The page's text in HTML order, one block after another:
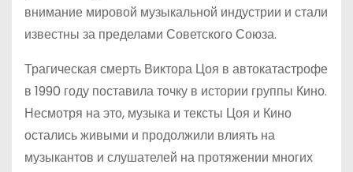
внимание мировой музыкальной индустрии и стали
известны за пределами Советского Союза.
Трагическая смерть Виктора Цоя в автокатастрофе
в 1990 году поставила точку в истории группы Кино.
Несмотря на это, музыка и тексты Цоя и Кино
остались живыми и продолжили влиять на
музыкантов и слушателей на протяжении многих